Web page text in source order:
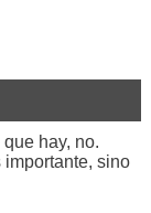
hay, no.
sino